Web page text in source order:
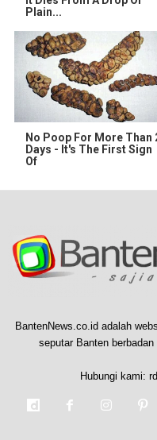
Plain...
No Poop For More Than
Days - It's The First Sign
Of
BantenNews.co.id adalah
seputar Banten
Hubungi kami: